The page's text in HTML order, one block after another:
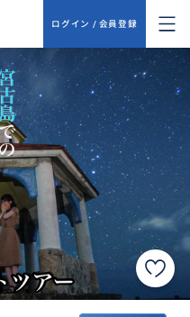
ログイン / 会員登録